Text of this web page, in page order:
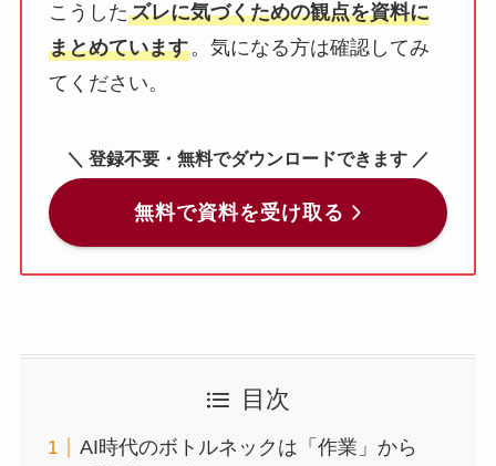
こうしたズレに気づくための観点を資料に
まとめています。気になる方は確認してみ
てください。
＼ 登録不要・無料でダウンロードできます ／
無料で資料を受け取る
目次
AI時代のボトルネックは「作業」から